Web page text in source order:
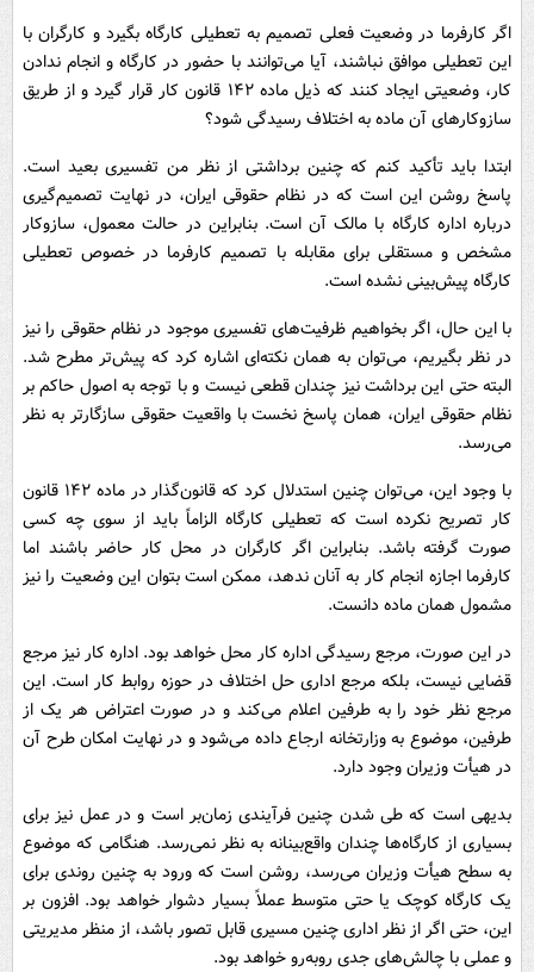
اگر کارفرما در وضعیت فعلی تصمیم به تعطیلی کارگاه بگیرد و کارگران با
این تعطیلی موافق نباشند، آیا می‌توانند با حضور در کارگاه و انجام ندادن
کار، وضعیتی ایجاد کنند که ذیل ماده ۱۴۲ قانون کار قرار گیرد و از طریق
سازوکارهای آن ماده به اختلاف رسیدگی شود؟
ابتدا باید تأکید کنم که چنین برداشتی از نظر من تفسیری بعید است.
پاسخ روشن این است که در نظام حقوقی ایران، در نهایت تصمیم‌گیری
درباره اداره کارگاه با مالک آن است. بنابراین در حالت معمول، سازوکار
مشخص و مستقلی برای مقابله با تصمیم کارفرما در خصوص تعطیلی
کارگاه پیش‌بینی نشده است.
با این حال، اگر بخواهیم ظرفیت‌های تفسیری موجود در نظام حقوقی را نیز
در نظر بگیریم، می‌توان به همان نکته‌ای اشاره کرد که پیش‌تر مطرح شد.
البته حتی این برداشت نیز چندان قطعی نیست و با توجه به اصول حاکم بر
نظام حقوقی ایران، همان پاسخ نخست با واقعیت حقوقی سازگارتر به نظر
می‌رسد.
با وجود این، می‌توان چنین استدلال کرد که قانون‌گذار در ماده ۱۴۲ قانون
کار تصریح نکرده است که تعطیلی کارگاه الزاماً باید از سوی چه کسی
صورت گرفته باشد. بنابراین اگر کارگران در محل کار حاضر باشند اما
کارفرما اجازه انجام کار به آنان ندهد، ممکن است بتوان این وضعیت را نیز
مشمول همان ماده دانست.
در این صورت، مرجع رسیدگی اداره کار محل خواهد بود. اداره کار نیز مرجع
قضایی نیست، بلکه مرجع اداری حل اختلاف در حوزه روابط کار است. این
مرجع نظر خود را به طرفین اعلام می‌کند و در صورت اعتراض هر یک از
طرفین، موضوع به وزارتخانه ارجاع داده می‌شود و در نهایت امکان طرح آن
در هیأت وزیران وجود دارد.
بدیهی است که طی شدن چنین فرآیندی زمان‌بر است و در عمل نیز برای
بسیاری از کارگاه‌ها چندان واقع‌بینانه به نظر نمی‌رسد. هنگامی که موضوع
به سطح هیأت وزیران می‌رسد، روشن است که ورود به چنین روندی برای
یک کارگاه کوچک یا حتی متوسط عملاً بسیار دشوار خواهد بود. افزون بر
این، حتی اگر از نظر اداری چنین مسیری قابل تصور باشد، از منظر مدیریتی
و عملی با چالش‌های جدی روبه‌رو خواهد بود.